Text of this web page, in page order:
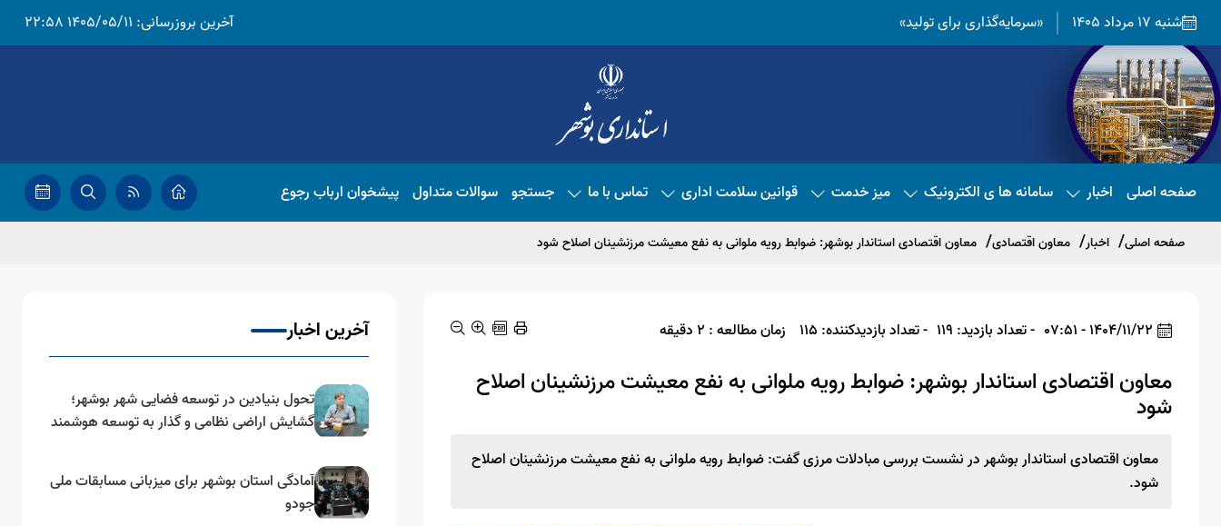
شنبه 17 مرداد 1405 «سرمایه‌گذاری برای تولید» آخرین بروزرسانی: 1405/05/11 22:58
صفحه اصلی اخبار سامانه ها ی الکترونیک میز خدمت قوانین سلامت اداری تماس با ما جستجو سوالات متداول پیشخوان ارباب رجوع
صفحه اصلی اخبار معاون اقتصادی معاون اقتصادی استاندار بوشهر: ضوابط رویه ملوانی به نفع معیشت مرزنشینان اصلاح شود
1404/11/22 - 07:51 - تعداد بازدید: 119 - تعداد بازدیدکننده: 115 زمان مطالعه : 2 دقیقه
معاون اقتصادی استاندار بوشهر: ضوابط رویه ملوانی به نفع معیشت مرزنشینان اصلاح
شود
معاون اقتصادی استاندار بوشهر در نشست بررسی مبادلات مرزی گفت: ضوابط رویه ملوانی به نفع معیشت مرزنشینان اصلاح
شود.
آخرین اخبار
تحول بنیادین در توسعه فضایی شهر بوشهر؛
گشایش اراضی نظامی و گذار به توسعه هوشمند
آمادگی استان بوشهر برای میزبانی مسابقات ملی
جودو